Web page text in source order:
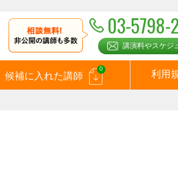
03-5798-
講演料やスケジ
候補に入れた講師
0
利用